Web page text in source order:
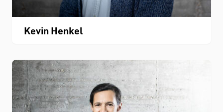
Personenverzeichnis
Downloads
Kontakt
Kevin Henkel